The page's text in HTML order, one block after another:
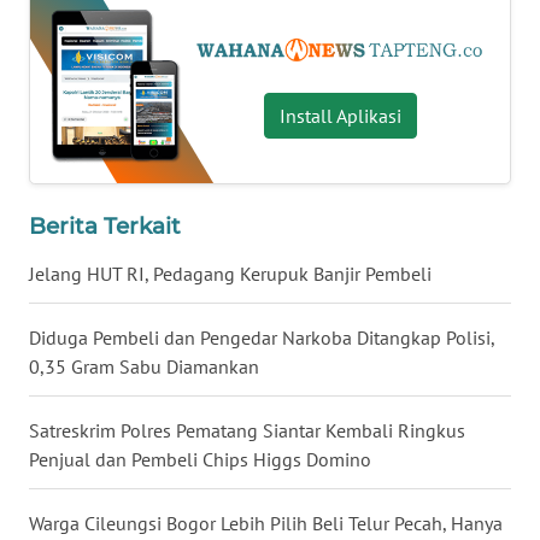
Install Aplikasi
Berita Terkait
Jelang HUT RI, Pedagang Kerupuk Banjir Pembeli
Diduga Pembeli dan Pengedar Narkoba Ditangkap Polisi,
0,35 Gram Sabu Diamankan
Satreskrim Polres Pematang Siantar Kembali Ringkus
Penjual dan Pembeli Chips Higgs Domino
Warga Cileungsi Bogor Lebih Pilih Beli Telur Pecah, Hanya
WN
KALTARA
WN
KALSEL
WN
SULSEL
GORONTALO
SULUT